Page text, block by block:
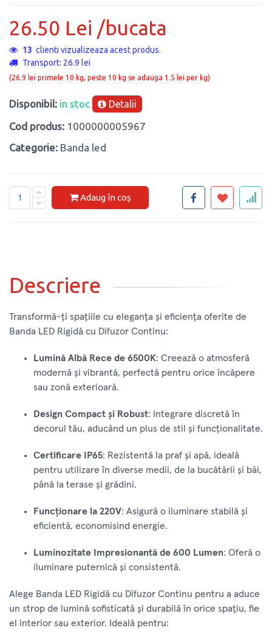
26.50 Lei /bucata
13 clienti vizualizeaza acest produs.
Transport: 26.9 lei
(26.9 lei primele 10 kg, peste 10 kg se adauga 1.5 lei per kg)
Disponibil: in stoc Detalii
Cod produs: 1000000005967
Categorie: Banda led
Adaug în coș
Descriere
Transformă-ți spațiile cu eleganța și eficiența oferite de
Banda LED Rigidă cu Difuzor Continu:
Lumină Albă Rece de 6500K: Creează o atmosferă
modernă și vibrantă, perfectă pentru orice încăpere
sau zonă exterioară.
Design Compact și Robust: Integrare discretă în
decorul tău, aducând un plus de stil și funcționalitate.
Certificare IP65: Rezistentă la praf și apă, ideală
pentru utilizare în diverse medii, de la bucătării și băi,
până la terase și grădini.
Funcționare la 220V: Asigură o iluminare stabilă și
eficientă, economisind energie.
Luminozitate Impresionantă de 600 Lumen: Oferă o
iluminare puternică și consistentă.
Alege Banda LED Rigidă cu Difuzor Continu pentru a aduce
un strop de lumină sofisticată și durabilă în orice spațiu, fie
el interior sau exterior. Ideală pentru: